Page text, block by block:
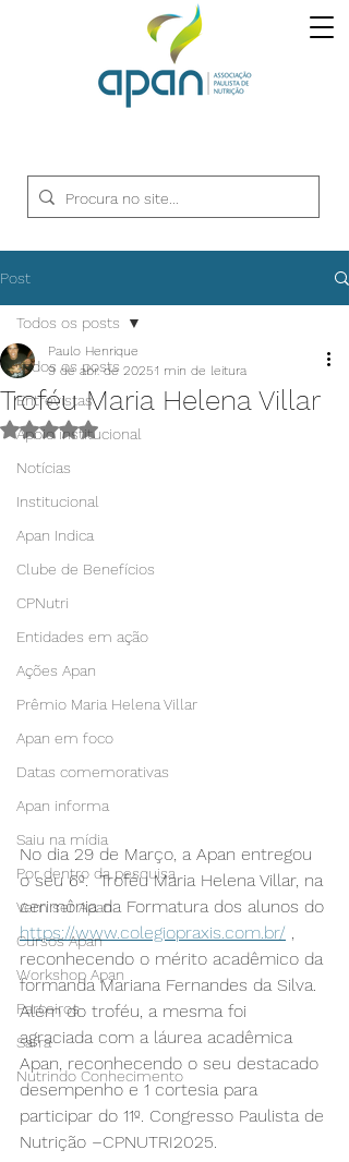
Post
Todos os posts
Entrevistas
Apoio institucional
Notícias
Institucional
Apan Indica
Clube de Benefícios
CPNutri
Entidades em ação
Ações Apan
Prêmio Maria Helena Villar
Apan em foco
Datas comemorativas
Apan informa
Saiu na mídia
Por dentro da pesquisa
Vem ser Apan
Cursos Apan
Workshop Apan
Parceiros
Safra
Nutrindo Conhecimento
Todos os posts
Troféu Maria Helena Villar
Paulo Henrique
9 de abr. de 20251 min de leitura
Avaliado com NaN de 5 estrelas.
No dia 29 de Março, a Apan entregou
o seu 6º.  Troféu Maria Helena Villar, na
cerimônia da Formatura dos alunos do
https://www.colegiopraxis.com.br/ ,
reconhecendo o mérito acadêmico da
formanda Mariana Fernandes da Silva.
Além do troféu, a mesma foi
agraciada com a láurea acadêmica
Apan, reconhecendo o seu destacado
desempenho e 1 cortesia para
participar do 11º. Congresso Paulista de
Nutrição –CPNUTRI2025.